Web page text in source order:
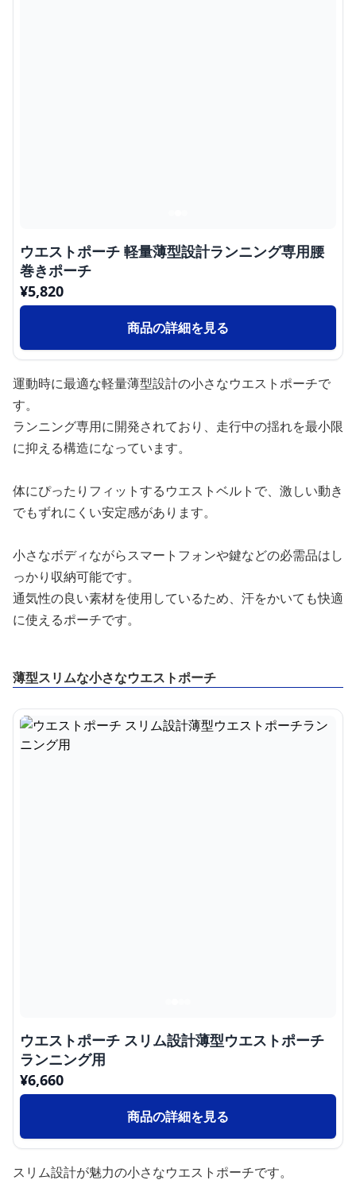
ウエストポーチ 軽量薄型設計ランニング専用腰
巻きポーチ
¥5,820
商品の詳細を見る
運動時に最適な軽量薄型設計の小さなウエストポーチで
す。
ランニング専用に開発されており、走行中の揺れを最小限
に抑える構造になっています。
体にぴったりフィットするウエストベルトで、激しい動き
でもずれにくい安定感があります。
小さなボディながらスマートフォンや鍵などの必需品はし
っかり収納可能です。
通気性の良い素材を使用しているため、汗をかいても快適
に使えるポーチです。
薄型スリムな小さなウエストポーチ
ウエストポーチ スリム設計薄型ウエストポーチ
ランニング用
¥6,660
商品の詳細を見る
スリム設計が魅力の小さなウエストポーチです。